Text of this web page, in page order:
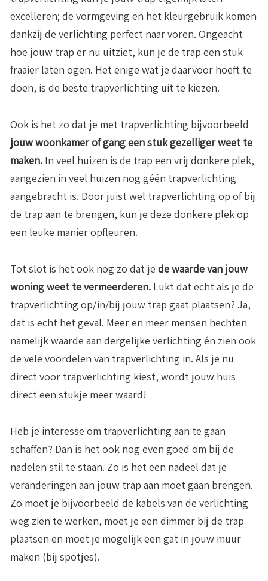
excelleren; de vormgeving en het kleurgebruik komen
dankzij de verlichting perfect naar voren. Ongeacht
hoe jouw trap er nu uitziet, kun je de trap een stuk
fraaier laten ogen. Het enige wat je daarvoor hoeft te
doen, is de beste trapverlichting uit te kiezen.
Ook is het zo dat je met trapverlichting bijvoorbeeld
jouw woonkamer of gang een stuk gezelliger weet te
maken. In veel huizen is de trap een vrij donkere plek,
aangezien in veel huizen nog géén trapverlichting
aangebracht is. Door juist wel trapverlichting op of bij
de trap aan te brengen, kun je deze donkere plek op
een leuke manier opfleuren.
Tot slot is het ook nog zo dat je de waarde van jouw
woning weet te vermeerderen. Lukt dat echt als je de
trapverlichting op/in/bij jouw trap gaat plaatsen? Ja,
dat is echt het geval. Meer en meer mensen hechten
namelijk waarde aan dergelijke verlichting én zien ook
de vele voordelen van trapverlichting in. Als je nu
direct voor trapverlichting kiest, wordt jouw huis
direct een stukje meer waard!
Heb je interesse om trapverlichting aan te gaan
schaffen? Dan is het ook nog even goed om bij de
nadelen stil te staan. Zo is het een nadeel dat je
veranderingen aan jouw trap aan moet gaan brengen.
Zo moet je bijvoorbeeld de kabels van de verlichting
weg zien te werken, moet je een dimmer bij de trap
plaatsen en moet je mogelijk een gat in jouw muur
maken (bij spotjes).